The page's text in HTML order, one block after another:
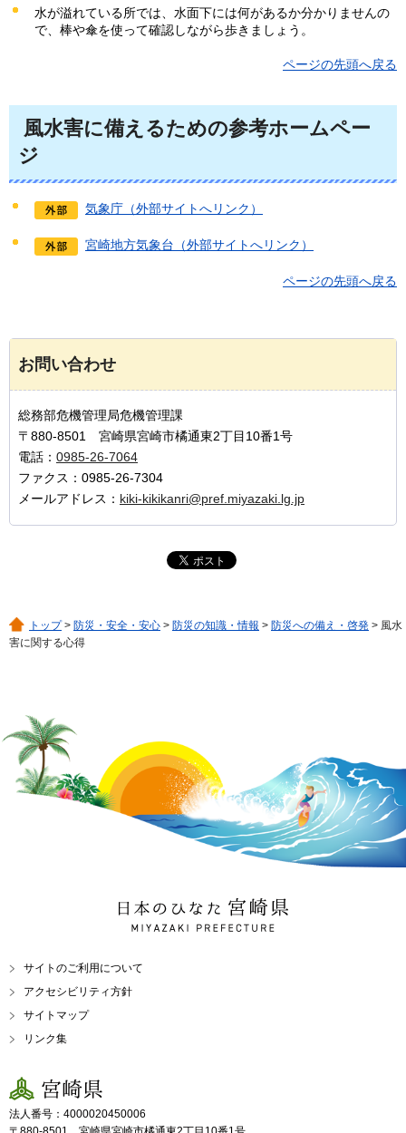
水が溢れている所では、水面下には何があるか分かりませんの
で、棒や傘を使って確認しながら歩きましょう。
ページの先頭へ戻る
風水害に備えるための参考ホームペー
ジ
気象庁（外部サイトへリンク）
宮崎地方気象台（外部サイトへリンク）
ページの先頭へ戻る
お問い合わせ
総務部危機管理局危機管理課
〒880-8501 宮崎県宮崎市橘通東2丁目10番1号
電話： 0985-26-7064
ファクス：0985-26-7304
メールアドレス： kiki-kikikanri@pref.miyazaki.lg.jp
トップ> 防災・安全・安心 > 防災の知識・情報 > 防災への備え・啓発 > 風水
害に関する心得
日本のひなた 宮崎県
MIYAZAKI PREFECTURE
サイトのご利用について
アクセシビリティ方針
サイトマップ
リンク集
宮崎県
法人番号：4000020450006